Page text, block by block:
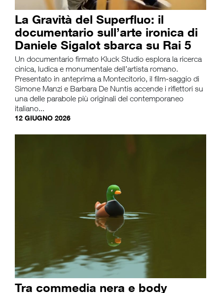
La Gravità del Superfluo: il
documentario sull’arte ironica di
Daniele Sigalot sbarca su Rai 5
Un documentario firmato Kluck Studio esplora la ricerca
cinica, ludica e monumentale dell’artista romano.
Presentato in anteprima a Montecitorio, il film-saggio di
Simone Manzi e Barbara De Nuntis accende i riflettori su
una delle parabole più originali del contemporaneo
italiano...
12 GIUGNO 2026
Tra commedia nera e body